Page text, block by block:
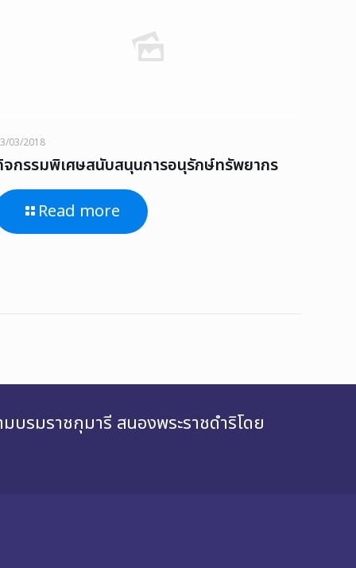
03/2018
กรรมพิเศษสนับสนุนการอนุรักษ์ทรัพยากร
Read more
บรมราชกุมารี สนองพระราชดำริโดย